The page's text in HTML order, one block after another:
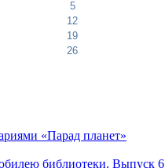
5
12
19
26
«Парад планет»
библиотеки. Выпуск 6